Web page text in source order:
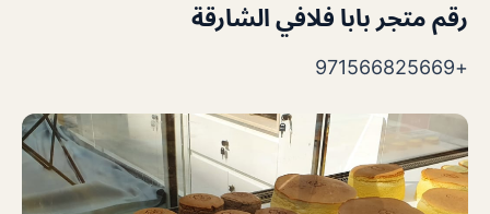
رقم متجر بابا فلافي الشارقة
+971566825669